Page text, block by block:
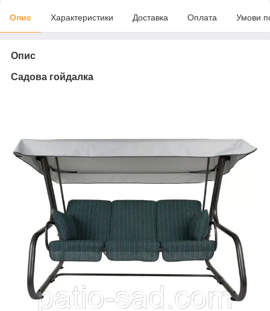
Опис Характеристики Доставка Оплата Умови
Опис
Садова гойдалка